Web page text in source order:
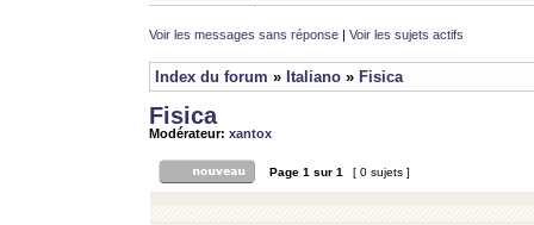
Voir les messages sans réponse | Voir les sujets actifs
Index du forum » Italiano » Fisica
Fisica
Modérateur: xantox
Page 1 sur 1 [ 0 sujets ]